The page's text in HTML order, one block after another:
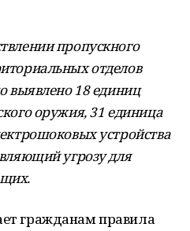
пропускного
отделов
выявлено 18 единиц
оружия, 31 единица
устройства
угрозу для
гражданам правила